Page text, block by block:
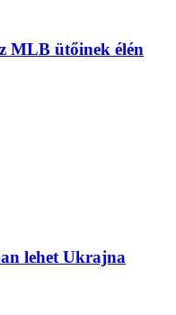
MLB ütőinek élén
lehet Ukrajna